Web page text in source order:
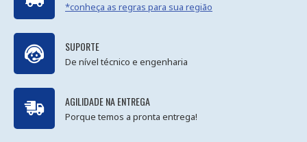
*conheça as regras para sua região
SUPORTE
De nível técnico e engenharia
AGILIDADE NA ENTREGA
Porque temos a pronta entrega!